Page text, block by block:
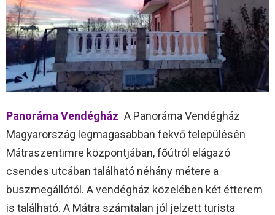
Panoráma Vendégház A Panoráma Vendégház
Magyarország legmagasabban fekvő településén
Mátraszentimre központjában, főútról elágazó
csendes utcában található néhány métere a
buszmegállótól. A vendégház közelében két étterem
is található. A Mátra számtalan jól jelzett turista